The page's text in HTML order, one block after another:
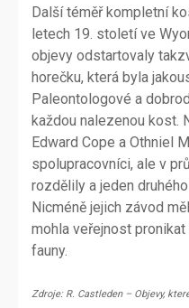
Další téměř kompletní
letech 19. století ve
objevy odstartovaly
horečku, která byla
Paleontologové a
každou nalezenou kost.
Edward Cope a Othniel
spolupracovníci, ale v
rozdělily a jeden
Nicméně jejich závod
mohla veřejnost
fauny.
Zdroje: R. Castleden – Objevy,